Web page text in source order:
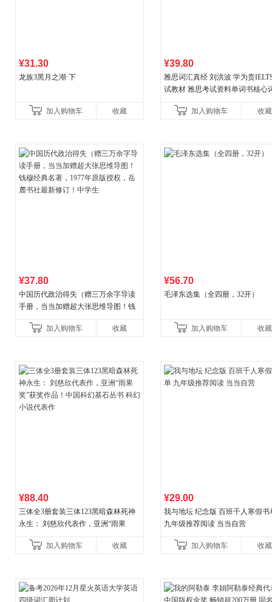
¥31.30
龙族3黑月之潮·下
加入购物车 收藏
¥39.80
雅思词汇真经 刘洪波 学为贵
试教材 雅思考试资料单词书核心
加入购物车
收藏
¥37.80
中国历代政治得失（赠三万余字导读
手册，当当加赠超大张思维导图！钱
书社最新修订！中学生
加入购物车 收藏
¥56.70
毛泽东选集（全四册，32开）
加入购物车 收藏
¥88.40
三体全3册套装三体123黑暗森林死神
永生： 刘慈欣代表作，亚洲“雨果
小说代表作加入购物车 收藏
¥29.00
我与地坛 纪念版 百班千人寒假书
九年级推荐阅读 当当自营
加入购物车 收藏